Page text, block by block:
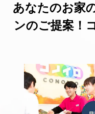
あなたのお家
ンのご提案！